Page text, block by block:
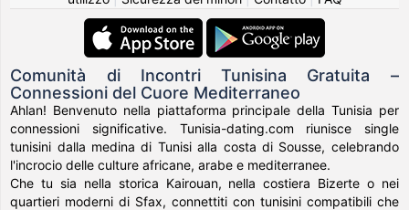
Comunità di Incontri Tunisina Gratuita –
Connessioni del Cuore Mediterraneo
Ahlan! Benvenuto nella piattaforma principale della Tunisia per
connessioni significative. Tunisia-dating.com riunisce single
tunisini dalla medina di Tunisi alla costa di Sousse, celebrando
l'incrocio delle culture africane, arabe e mediterranee.
Che tu sia nella storica Kairouan, nella costiera Bizerte o nei
quartieri moderni di Sfax, connettiti con tunisini compatibili che